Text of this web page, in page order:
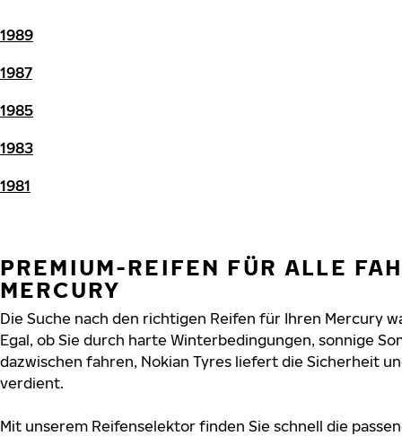
1989
1987
1985
1983
1981
PREMIUM-REIFEN FÜR ALLE
MERCURY
Die Suche nach den richtigen Reifen für Ihren Mercury
Egal, ob Sie durch harte Winterbedingungen, sonnige
dazwischen fahren, Nokian Tyres liefert die Sicherheit
verdient.
Mit unserem Reifenselektor finden Sie schnell die